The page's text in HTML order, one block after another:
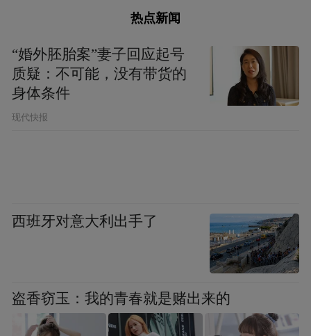
检测机构内部人士：它根本不算报告，就是
员，提前给客户看了一眼报告草稿件。
凤凰网《风暴眼》：但草稿件上已经显示了
“检出”的结果，是不是就意味着样品确实检
具报告之前，所有结论都是不确定的，都需
凤凰网《风暴眼》：那你们正常的检测流程
是什么样的？是初检之后必须复检吗？
热点新闻
“婚外胚胎案”妻子回应起号
质疑：不可能，没有带货的
身体条件
现代快报
西班牙对意大利出手了
盗香窃玉：我的青春就是赌出来的